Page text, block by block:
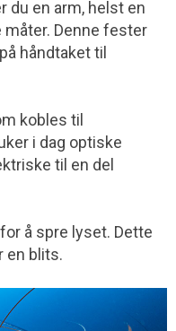
du en arm, helst en
Denne fester
håndtaket til
kobles til
i dag optiske
til en del
å spre lyset. Dette
en blits.